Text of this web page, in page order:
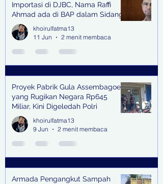
Importasi di DJBC, Nama Raffi
Ahmad ada di BAP dalam Sidang
khoirulfatma13
11 Jun
2 menit membaca
Proyek Pabrik Gula Assembagoes
yang Rugikan Negara Rp645
Miliar, Kini Digeledah Polri
khoirulfatma13
9 Jun
2 menit membaca
Armada Pengangkut Sampah